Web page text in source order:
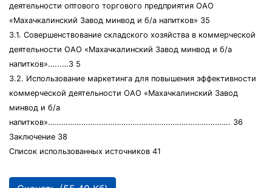
деятельности оптового торгового предприятия ОАО
«Махачкалинский Завод минвод и б/а напитков» 35
3.1. Совершенствование складского хозяйства в коммерческой
деятельности ОАО «Махачкалинский Завод минвод и б/а
напитков»…...…3 5
3.2. Использование маркетинга для повышения эффективности
коммерческой деятельности ОАО «Махачкалинский Завод
минвод и б/а
напитков»………………………………………………………………………. 36
Заключение 38
Список использованных источников 41